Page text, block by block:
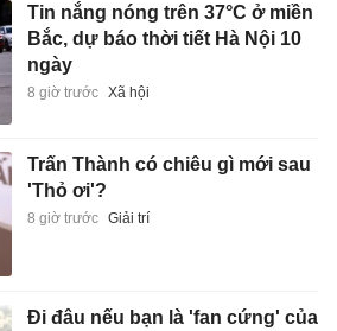
Tin nắng nóng trên 37°C ở miền
Bắc, dự báo thời tiết Hà Nội 10
ngày
8 giờ trước Xã hội
Trấn Thành có chiêu gì mới sau
'Thỏ ơi'?
8 giờ trước Giải trí
Đi đâu nếu bạn là 'fan cứng' của